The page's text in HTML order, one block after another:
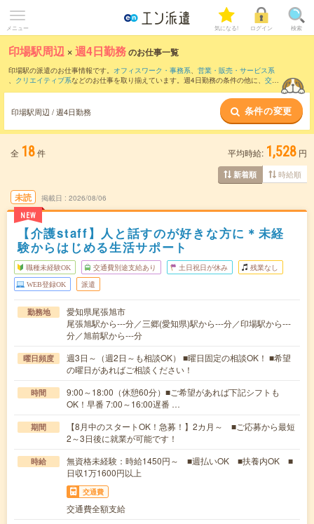
メニュー 気になる! ログイン 検索
印場駅周辺 ×週4日勤務のお仕事一覧
印場駅の派遣のお仕事情報です。 オフィスワーク・事務系、 営業・販売・サービス系
、 クリエイティブ系などのお仕事を取り揃えています。週4日勤務の条件の他に、 交通
印場駅周辺 / 週4日勤務 条件の変更
全 18件 平均時給: 1,528 円
新着順 時給順
未読
NEW
掲載日 2026/08/06
【介護staff】人と話すのが好きな方に＊未経
験からはじめる生活サポート
職種未経験OK 交通費別途支給あり 土日祝日が休み 残業なし
WEB登録OK 派遣
勤務地
愛知県尾張旭市
尾張旭駅から---分／三郷(愛知県)駅から---分／印場駅から---
分／旭前駅から---分
曜日頻度
週3日～（週2日～も相談OK） ■曜日固定の相談OK！ ■希望
の曜日があればご相談ください！
時間
9:00～18:00（休憩60分）■ご希望があれば下記シフトも
OK！早番 7:00～16:00遅番 …
期間
【8月中のスタートOK！急募！】2カ月～ ■ご応募から最短
2～3日後に就業が可能です！
時給
無資格未経験：時給1450円～ ■週払いOK ■扶養内OK ■
日収1万1600円以上
交通費
交通費全額支給